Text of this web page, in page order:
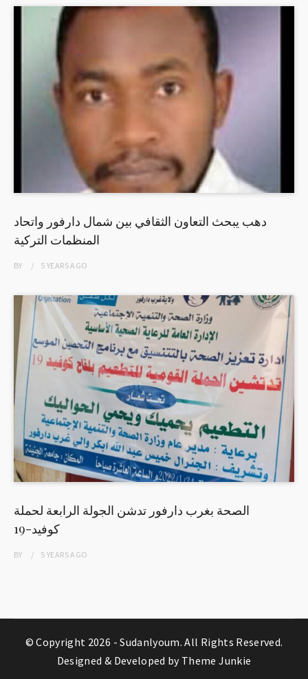
دهب يبحث التعاون الثقافي بين شمال دارفور واتحاد
المنظمات التركية
BY 5 YEARSAGO
الصحة بغرب دارفور تدشن الجولة الرابعة لحملة
كوفيد-19
BY 5 YEARSAGO
© Copyright 2026 -Sudanlyoum. All Rights Reserved.
Designed & Developed by Theme Junkie